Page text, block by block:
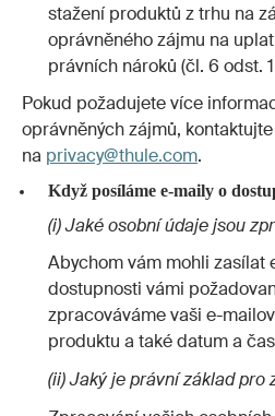
stažení produktů z trhu na
oprávněného zájmu na
právních nároků (čl. 6 odst.
Pokud požadujete více
oprávněných zájmů,
na privacy@thule.com.
Když posíláme e-maily o
(i) Jaké osobní údaje jsou
Abychom vám mohli zasílat
dostupnosti vámi
zpracováváme vaši e-
produktu a také datum a
(ii) Jaký je právní základ pro